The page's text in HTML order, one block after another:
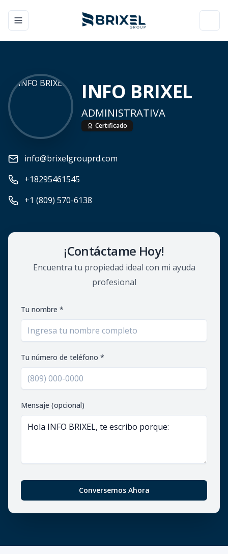
Toggle navigation menu
INFO BRIXEL
ADMINISTRATIVA
Certificado
info@brixelgrouprd.com
+18295461545
+1 (809) 570-6138
¡Contáctame Hoy!
Encuentra tu propiedad ideal con mi ayuda
profesional
Tu nombre *
Tu número de teléfono *
Mensaje (opcional)
Conversemos Ahora